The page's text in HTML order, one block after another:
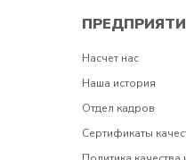
Насчет нас
Наша история
Отдел кадров
Сертификаты